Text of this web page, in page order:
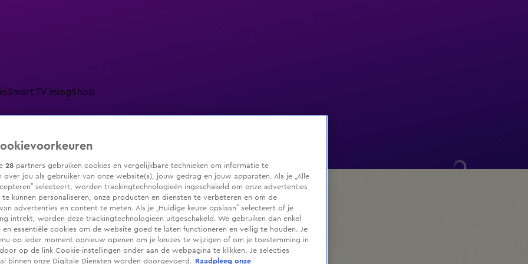
Smart TV inlogShop
Livestreams Shop
28 partners gebruiken cookies en vergelijkbare technieken om informatie te
over jou als gebruiker van onze website(s), jouw gedrag en jouw apparaten. Als je „Alle
selecteert, worden trackingtechnologieën ingeschakeld om onze advertenties
kunnen personaliseren, onze producten en diensten te verbeteren en om de
advertenties en content te meten. Als je „Huidige keuze opslaan” selecteert of je
intrekt, worden deze trackingtechnologieën uitgeschakeld. We gebruiken dan enkel
en essentiële cookies om de website goed te laten functioneren en veilig te houden. Je
op ieder moment opnieuw openen om je keuzes te wijzigen of om je toestemming in
op de link Cookie-instellingen onder aan de webpagina te klikken. Je selecties
binnen onze Digitale Diensten worden doorgevoerd.
Raadpleeg onze